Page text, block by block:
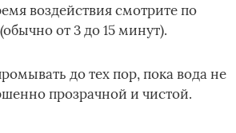
воздействия смотрите по
от 3 до 15 минут).
до тех пор, пока вода не
прозрачной и чистой.